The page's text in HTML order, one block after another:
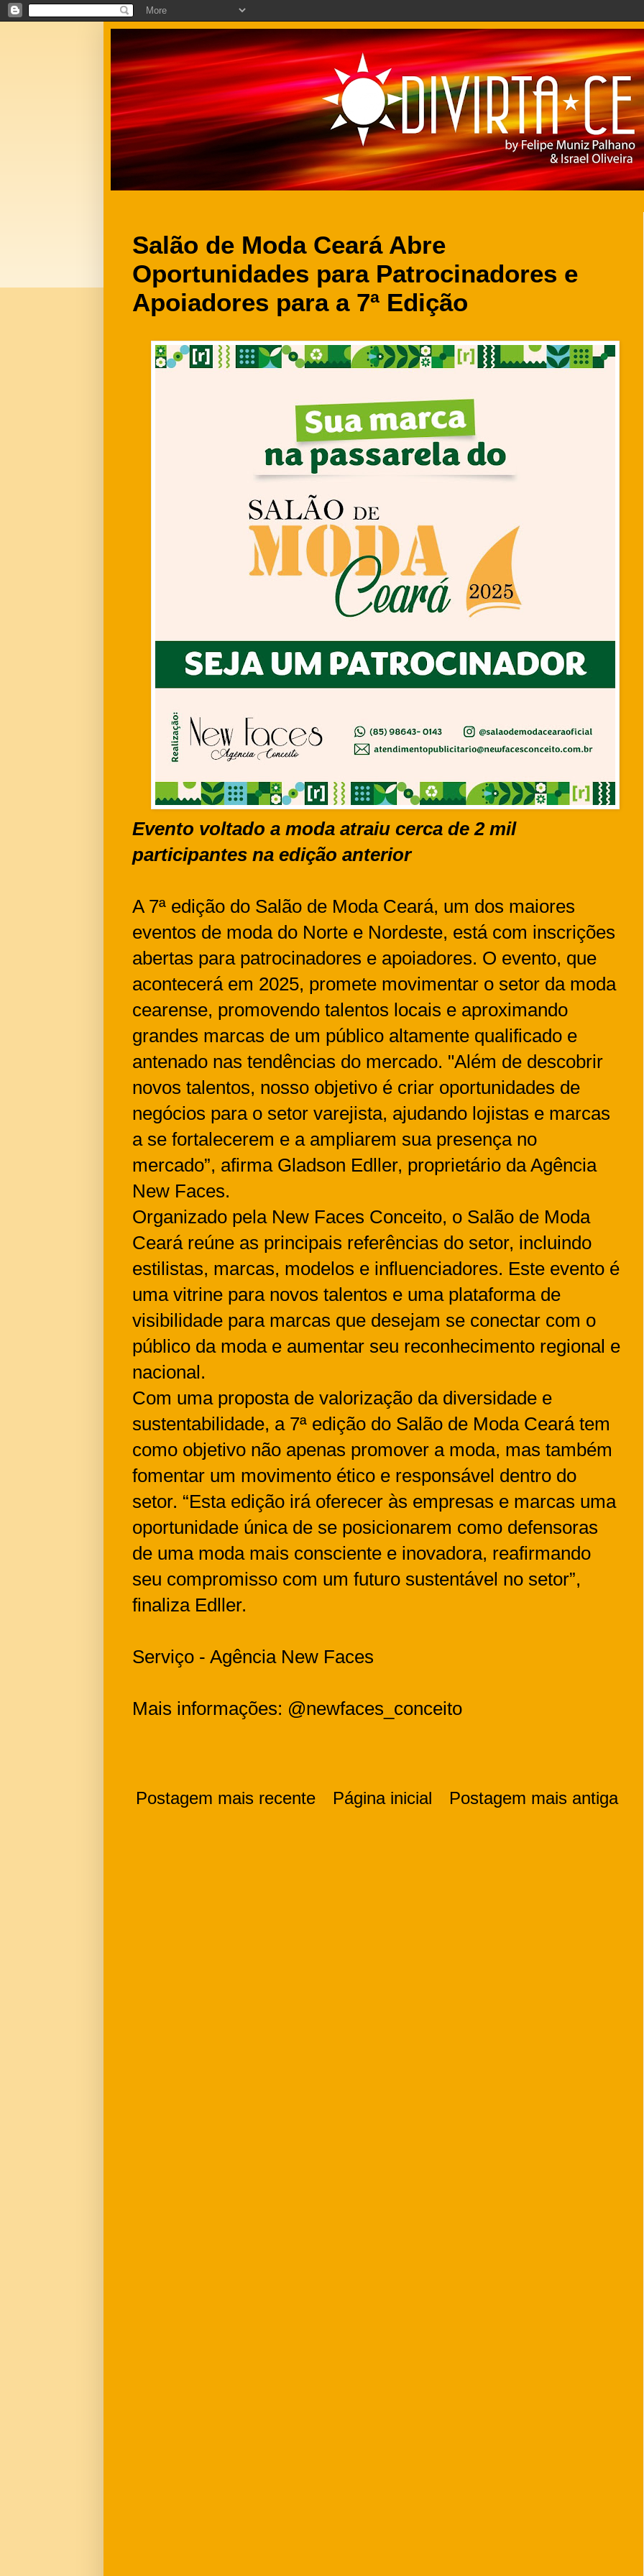
Salão de Moda Ceará Abre
Oportunidades para Patrocinadores e
Apoiadores para a 7ª Edição
Evento voltado a moda atraiu cerca de 2 mil
participantes na edição anterior
A 7ª edição do Salão de Moda Ceará, um dos maiores
eventos de moda do Norte e Nordeste, está com inscrições
abertas para patrocinadores e apoiadores. O evento, que
acontecerá em 2025, promete movimentar o setor da moda
cearense, promovendo talentos locais e aproximando
grandes marcas de um público altamente qualificado e
antenado nas tendências do mercado. "Além de descobrir
novos talentos, nosso objetivo é criar oportunidades de
negócios para o setor varejista, ajudando lojistas e marcas
a se fortalecerem e a ampliarem sua presença no
mercado”, afirma Gladson Edller, proprietário da Agência
New Faces.
Organizado pela New Faces Conceito, o Salão de Moda
Ceará reúne as principais referências do setor, incluindo
estilistas, marcas, modelos e influenciadores. Este evento é
uma vitrine para novos talentos e uma plataforma de
visibilidade para marcas que desejam se conectar com o
público da moda e aumentar seu reconhecimento regional e
nacional.
Com uma proposta de valorização da diversidade e
sustentabilidade, a 7ª edição do Salão de Moda Ceará tem
como objetivo não apenas promover a moda, mas também
fomentar um movimento ético e responsável dentro do
setor. “Esta edição irá oferecer às empresas e marcas uma
oportunidade única de se posicionarem como defensoras
de uma moda mais consciente e inovadora, reafirmando
seu compromisso com um futuro sustentável no setor”,
finaliza Edller.
Serviço - Agência New Faces
Mais informações: @newfaces_conceito
Postagem mais recente Postagem mais antiga
Página inicial